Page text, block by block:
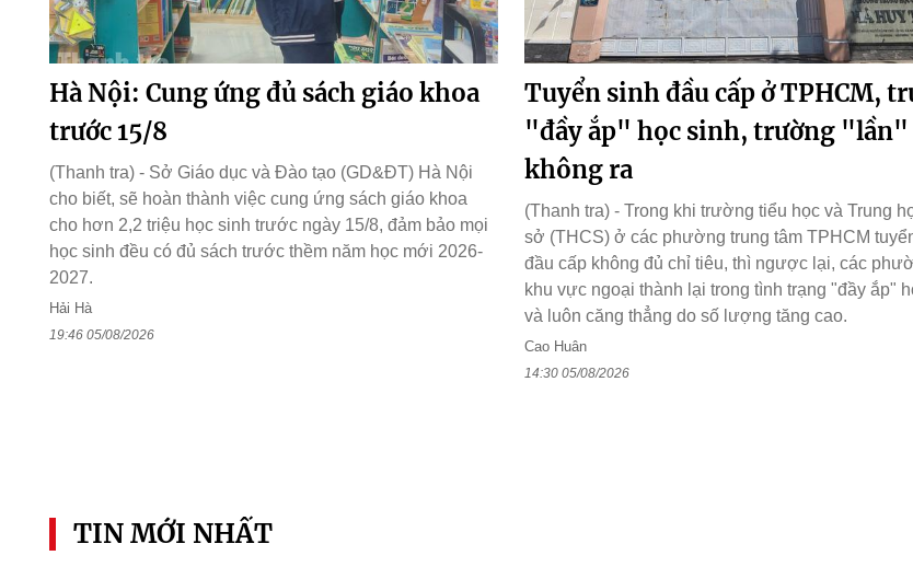
Hà Nội: Cung ứng đủ sách giáo khoa
trước 15/8
(Thanh tra) - Sở Giáo dục và Đào tạo (GD&ĐT) Hà Nội
cho biết, sẽ hoàn thành việc cung ứng sách giáo khoa
cho hơn 2,2 triệu học sinh trước ngày 15/8, đảm bảo mọi
học sinh đều có đủ sách trước thềm năm học mới 2026-
2027.
Hải Hà
19:46 05/08/2026
Tuyển sinh đầu cấp ở TPHCM,
"đầy ắp" học sinh, trường "lần"
không ra
(Thanh tra) - Trong khi trường tiểu học và Trung
sở (THCS) ở các phường trung tâm TPHCM
đầu cấp không đủ chỉ tiêu, thì ngược lại, các
khu vực ngoại thành lại trong tình trạng "đầy ắp"
và luôn căng thẳng do số lượng tăng cao.
Cao Huân
14:30 05/08/2026
TIN MỚI NHẤT